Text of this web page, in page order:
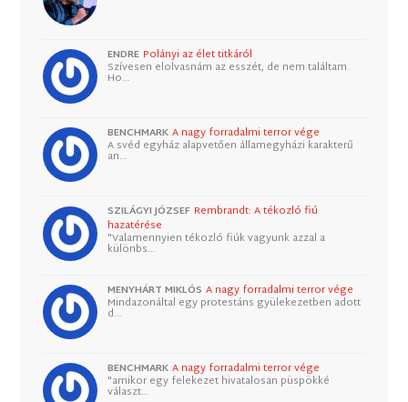
ENDRE Polányi az élet titkáról
Szívesen elolvasnám az esszét, de nem találtam.
Ho…
BENCHMARK A nagy forradalmi terror vége
A svéd egyház alapvetően államegyházi karakterű
an…
SZILÁGYI JÓZSEF Rembrandt: A tékozló fiú
hazatérése
"Valamennyien tékozló fiúk vagyunk azzal a
különbs…
MENYHÁRT MIKLÓS A nagy forradalmi terror vége
Mindazonáltal egy protestáns gyülekezetben adott
d…
BENCHMARK A nagy forradalmi terror vége
"amikor egy felekezet hivatalosan püspökké
választ…